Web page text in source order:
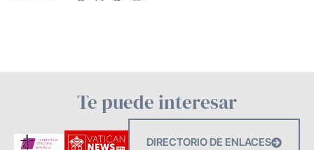
Te puede interesar
DIRECTORIO DE ENLACES